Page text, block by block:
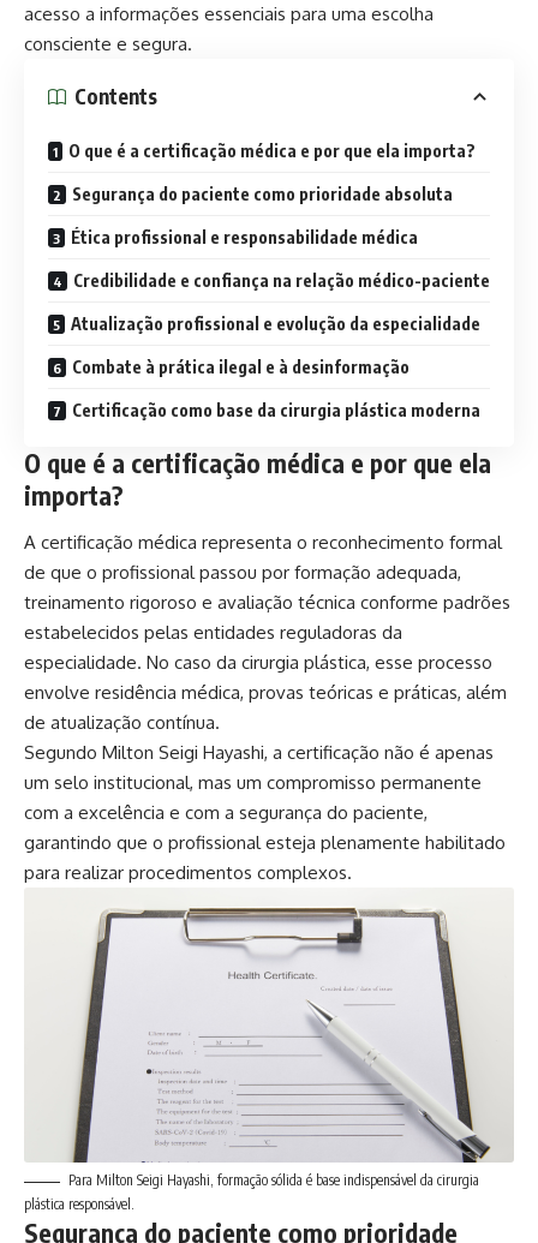
acesso a informações essenciais para uma escolha
consciente e segura.
Contents
O que é a certificação médica e por que ela importa?
Segurança do paciente como prioridade absoluta
Ética profissional e responsabilidade médica
Credibilidade e confiança na relação médico-paciente
Atualização profissional e evolução da especialidade
Combate à prática ilegal e à desinformação
Certificação como base da cirurgia plástica moderna
O que é a certificação médica e por que ela
importa?
A certificação médica representa o reconhecimento formal
de que o profissional passou por formação adequada,
treinamento rigoroso e avaliação técnica conforme padrões
estabelecidos pelas entidades reguladoras da
especialidade. No caso da cirurgia plástica, esse processo
envolve residência médica, provas teóricas e práticas, além
de atualização contínua.
Segundo Milton Seigi Hayashi, a certificação não é apenas
um selo institucional, mas um compromisso permanente
com a excelência e com a segurança do paciente,
garantindo que o profissional esteja plenamente habilitado
para realizar procedimentos complexos.
Para Milton Seigi Hayashi, formação sólida é base indispensável da cirurgia
plástica responsável.
Segurança do paciente como prioridade